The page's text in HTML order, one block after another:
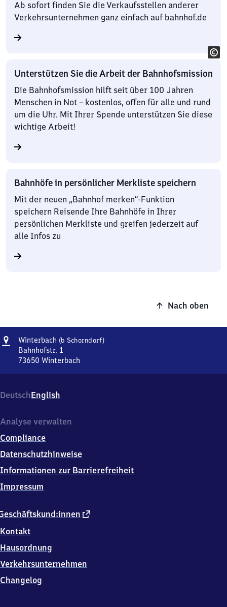
Ab sofort finden Sie die Verkaufsstellen anderer
Verkehrsunternehmen ganz einfach auf bahnhof.de
Unterstützen Sie die Arbeit der Bahnhofsmission
Die Bahnhofsmission hilft seit über 100 Jahren
Menschen in Not – kostenlos, offen für alle und rund
um die Uhr. Mit Ihrer Spende unterstützen Sie diese
wichtige Arbeit!
Bahnhöfe in persönlicher Merkliste speichern
Mit der neuen „Bahnhof merken“-Funktion
speichern Reisende Ihre Bahnhöfe in Ihrer
persönlichen Merkliste und greifen jederzeit auf
alle Infos zu
Nach oben
Adresse
Winterbach (b Schorndorf)Winterbach
Bahnhofstr. 1
73650 Winterbach
Schorndorf),
Bahnhofstr.
7
6
5
Winterbach
DeutschEnglish
externer
Kontakt
Hausordnung
Verkehrsunternehmen
Changelog
Analyse verwalten
Compliance
Datenschutzhinweise
Informationen zur Barrierefreiheit
Impressum